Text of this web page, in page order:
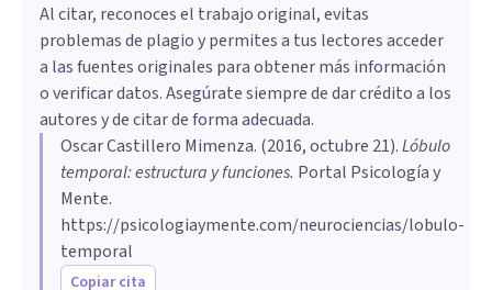
Al citar, reconoces el trabajo original, evitas
problemas de plagio y permites a tus lectores acceder
a las fuentes originales para obtener más información
o verificar datos. Asegúrate siempre de dar crédito a los
autores y de citar de forma adecuada.
Oscar Castillero Mimenza. (2016, octubre 21).​Lóbulo
temporal: estructura y funciones. Portal Psicología y
Mente.
https://psicologiaymente.com/neurociencias/lobulo-
temporal
Copiar cita